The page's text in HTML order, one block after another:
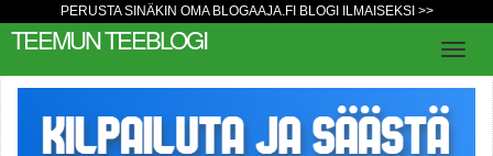
PERUSTA SINÄKIN OMA BLOGAAJA.FI BLOGI ILMAISEKSI >>
TEEMUN TEEBLOGI